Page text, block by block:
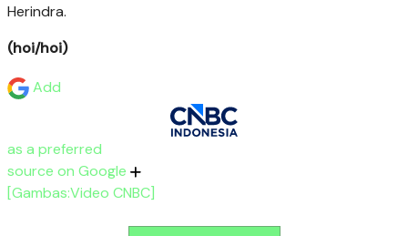
Herindra.
(hoi/hoi)
Add
as a preferred
source on Google
[Gambas:Video CNBC]